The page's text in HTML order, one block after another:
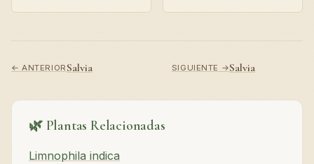
← ANTERIORSalvia SIGUIENTE →Salvia
🌿 Plantas Relacionadas
Limnophila indica